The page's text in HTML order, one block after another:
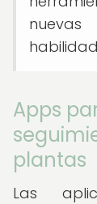
Apps
plantas
Las